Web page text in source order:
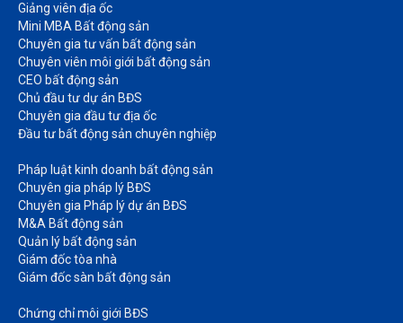
Giảng viên địa ốc
Mini MBA Bất động sản
Chuyên gia tư vấn bất động sản
Chuyên viên môi giới bất động sản​
CEO bất động sản
Chủ đầu tư dự án BĐS
Chuyên gia đầu tư địa ốc​
Đầu tư bất động sản chuyên nghiệp
Pháp luật kinh doanh bất động sản​
Chuyên gia pháp lý BĐS
Chuyên gia Pháp lý dự án BĐS
M&A Bất động sản​
Quản lý bất động sản
Giám đốc tòa nhà​
Giám đốc sàn bất động sản
Chứng chỉ môi giới BĐS​